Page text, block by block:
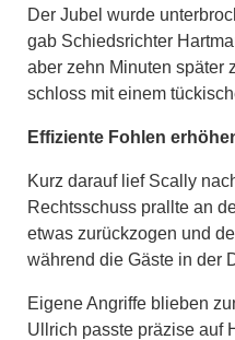
Der Jubel wurde
gab Schiedsrichter
aber zehn Minuten später
schloss mit einem
Effiziente Fohlen
Kurz darauf lief Scally
Rechtsschuss prallte an
etwas zurückzogen und
während die Gäste in der
Eigene Angriffe blieben
Ullrich passte präzise auf